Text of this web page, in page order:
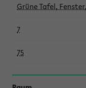
Grüne Tafel,
7
75